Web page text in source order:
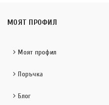
МОЯТ ПРОФИЛ
Моят профил
Поръчка
Блог